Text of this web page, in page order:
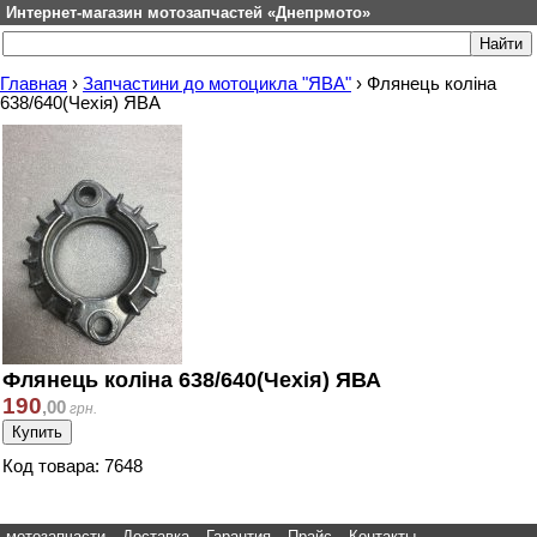
Интернет-магазин мотозапчастей «Днепрмото»
Главная › Запчастини до мотоцикла "ЯВА" › Флянець коліна
638/640(Чехія) ЯВА
Флянець коліна 638/640(Чехія) ЯВА
190,00 грн.
Код товара: 7648